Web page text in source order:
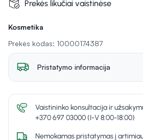
Kosmetika
Prekės kodas: 10000174387
Prekės likučiai vaistinėse
Pristatymo informacija
Vaistininko konsultacija ir
+370 697 03000 (I-V 8:00-18:00)
Nemokamas pristatymas į